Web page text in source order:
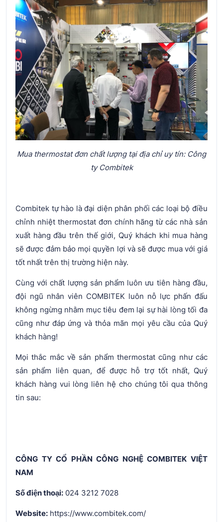
Mua thermostat đơn chất lượng tại địa chỉ uy tín: Công
ty Combitek
Combitek tự hào là đại diện phân phối các loại bộ điều
chỉnh nhiệt thermostat đơn chính hãng từ các nhà sản
xuất hàng đầu trên thế giới, Quý khách khi mua hàng
sẽ được đảm bảo mọi quyền lợi và sẽ được mua với giá
tốt nhất trên thị trường hiện này.
Cùng với chất lượng sản phẩm luôn ưu tiên hàng đầu,
đội ngũ nhân viên COMBITEK luôn nỗ lực phấn đấu
không ngừng nhằm mục tiêu đem lại sự hài lòng tối đa
cũng như đáp ứng và thỏa mãn mọi yêu cầu của Quý
khách hàng!
Mọi thắc mắc về sản phẩm thermostat cũng như các
sản phẩm liên quan, để được hỗ trợ tốt nhất, Quý
khách hàng vui lòng liên hệ cho chúng tôi qua thông
tin sau:
CÔNG TY CỔ PHẦN CÔNG NGHỆ COMBITEK VIỆT
NAM
Số điện thoại: 024 3212 7028
Website: https://www.combitek.com/